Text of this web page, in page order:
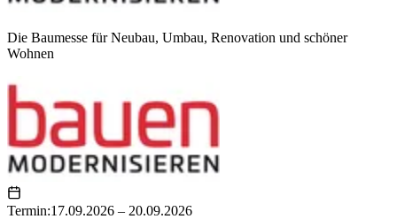
Die Baumesse für Neubau, Umbau, Renovation und schöner
Wohnen
Termin:17.09.2026 – 20.09.2026